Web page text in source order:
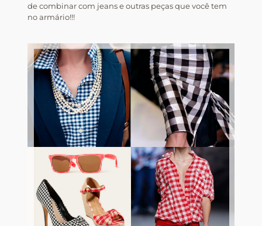
de combinar com jeans e outras peças que você tem
no armário!!!